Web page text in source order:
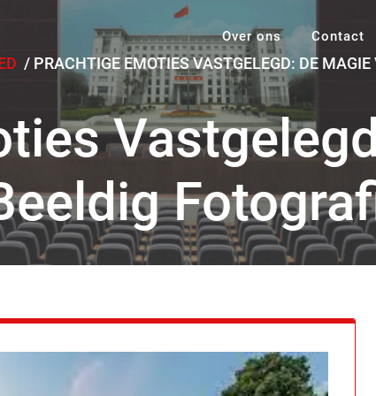
Over ons Contact
/ PRACHTIGE EMOTIES VASTGELEGD: DE